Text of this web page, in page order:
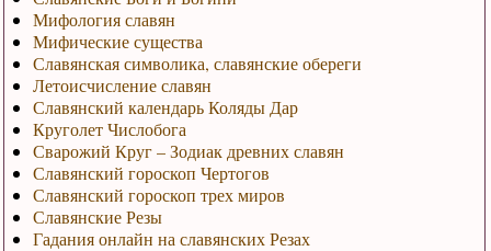
Мифология славян
Мифические существа
Славянская символика, славянские обереги
Летоисчисление славян
Славянский календарь Коляды Дар
Круголет Числобога
Сварожий Круг – Зодиак древних славян
Славянский гороскоп Чертогов
Славянский гороскоп трех миров
Славянские Резы
Гадания онлайн на славянских Резах